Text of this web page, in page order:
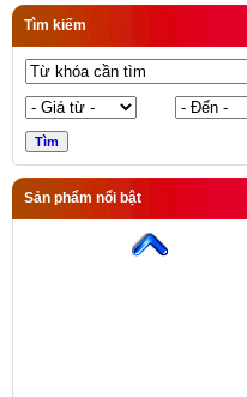
Tìm kiếm
Sản phẩm nổi bật
Trung tâm báo cháy 10 kênh
Yunyang (mã hàng YF-1G-
10L) ABS